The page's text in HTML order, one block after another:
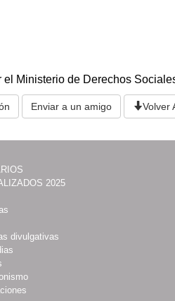
el Ministerio de Derechos
Enviar a un amigo Volver
2025
divulgativas